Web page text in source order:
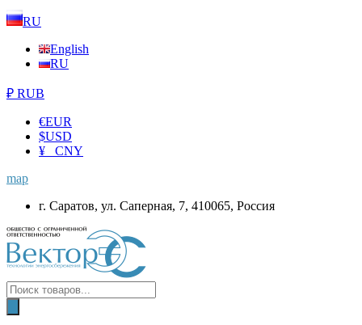
RU
English
RU
₽ RUB
€EUR
$USD
¥ CNY
map
г. Саратов, ул. Саперная, 7, 410065, Россия